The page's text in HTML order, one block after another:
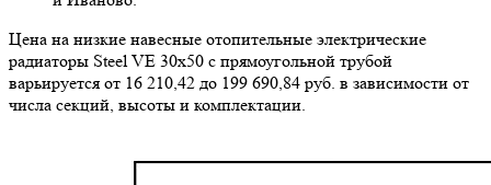
Цена на низкие навесные отопительные электрические
радиаторы Steel VE 30х50 с прямоугольной трубой
варьируется от 16 210,42 до 199 690,84 руб. в зависимости от
числа секций, высоты и комплектации.